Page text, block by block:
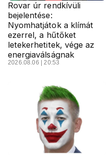
Rovar úr rendkívüli
bejelentése:
Nyomhatjátok a klímát
ezerrel, a hűtőket
letekerhetitek, vége az
energiaválságnak
2026.08.06 | 20:53